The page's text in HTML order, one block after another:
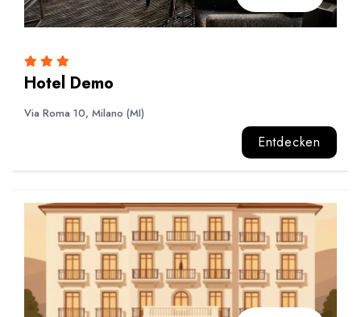
Hotel Demo
Via Roma 10, Milano (MI)
Entdecken